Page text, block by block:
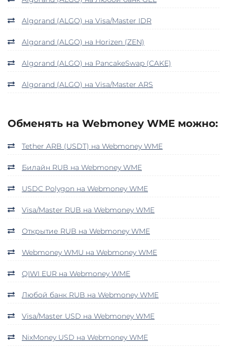
Algorand (ALGO) на Visa/Master IDR
Algorand (ALGO) на Horizen (ZEN)
Algorand (ALGO) на PancakeSwap (CAKE)
Algorand (ALGO) на Visa/Master ARS
Обменять на Webmoney WME можно:
Tether ARB (USDT) на Webmoney WME
Билайн RUB на Webmoney WME
USDC Polygon на Webmoney WME
Visa/Master RUB на Webmoney WME
Открытие RUB на Webmoney WME
Webmoney WMU на Webmoney WME
QIWI EUR на Webmoney WME
Любой банк RUB на Webmoney WME
Visa/Master USD на Webmoney WME
NixMoney USD на Webmoney WME